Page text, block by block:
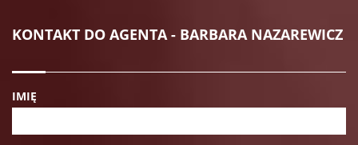
KONTAKT DO AGENTA - BARBARA NAZAREWICZ
IMIĘ